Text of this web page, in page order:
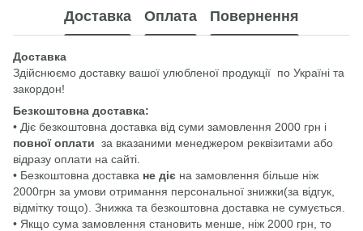
Доставка Оплата Повернення
Доставка
Здійснюємо доставку вашої улюбленої продукції по Україні та
закордон!
Безкоштовна доставка:
• Діє безкоштовна доставка від суми замовлення 2000 грн і
повної оплати за вказаними менеджером реквізитами або
відразу оплати на сайті.
• Безкоштовна доставка не діє на замовлення більше ніж
2000грн за умови отримання персональної знижки(за відгук,
відмітку тощо). Знижка та безкоштовна доставка не сумується.
• Якщо сума замовлення становить менше, ніж 2000 грн, то